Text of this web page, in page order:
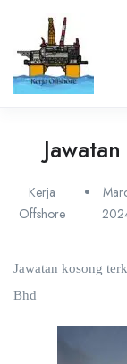
Kerja
Offshore
Jawatan kosong
Bhd